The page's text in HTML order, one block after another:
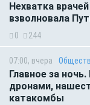
Нехватка
взволновала
0 244
07:00, вчера
Главное за
дронами,
катакомбы